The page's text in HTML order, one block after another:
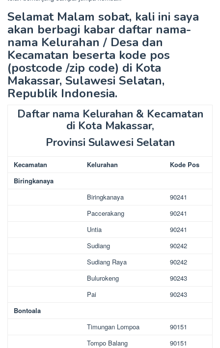
Selamat Malam sobat, kali ini saya
akan berbagi kabar daftar nama-
nama Kelurahan / Desa dan
Kecamatan beserta kode pos
(postcode /zip code) di Kota
Makassar, Sulawesi Selatan,
Republik Indonesia.
Daftar nama Kelurahan & Kecamatan
di Kota Makassar,
Provinsi Sulawesi Selatan
Kecamatan Kelurahan
Kode Pos
Biringkanaya
Biringkanaya
90241
Paccerakang
90241
Untia
90241
Sudiang
90242
Sudiang Raya
90242
Bulurokeng
90243
Pai
90243
Bontoala
Timungan Lompoa
90151
Tompo Balang
90151